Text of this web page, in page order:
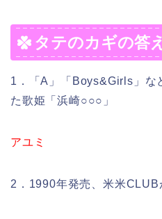
タテのカギの答え
1．「A」「Boys&Girls」な
た歌姫「浜崎○○○」
アユミ
2．1990年発売、米米CLUB